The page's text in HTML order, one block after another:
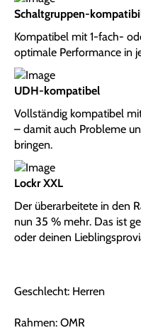
Schaltgruppen-
Kompatibel mit 1-fach-
optimale Performance in
UDH-kompatibel
Vollständig kompatibel
– damit auch Probleme
bringen.
Lockr XXL
Der überarbeitete in den
nun 35 % mehr. Das ist
oder deinen
Geschlecht: Herren
Rahmen: OMR